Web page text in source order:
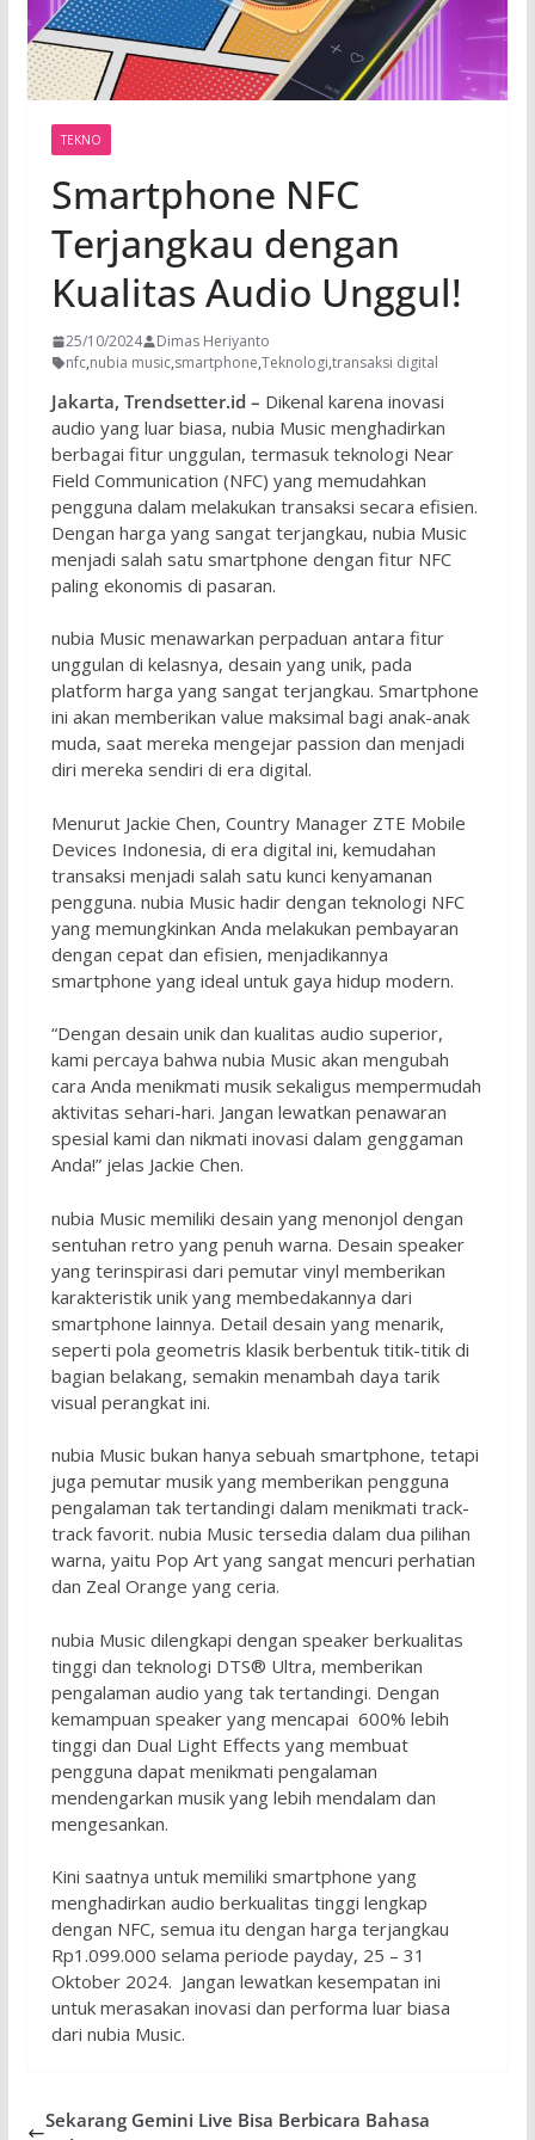
TEKNO
Smartphone NFC
Terjangkau dengan
Kualitas Audio Unggul!
25/10/2024
Dimas Heriyanto
nfc,nubia music,smartphone,Teknologi,transaksi digital
Jakarta, Trendsetter.id – Dikenal karena inovasi
audio yang luar biasa, nubia Music menghadirkan
berbagai fitur unggulan, termasuk teknologi Near
Field Communication (NFC) yang memudahkan
pengguna dalam melakukan transaksi secara efisien.
Dengan harga yang sangat terjangkau, nubia Music
menjadi salah satu smartphone dengan fitur NFC
paling ekonomis di pasaran.
nubia Music menawarkan perpaduan antara fitur
unggulan di kelasnya, desain yang unik, pada
platform harga yang sangat terjangkau. Smartphone
ini akan memberikan value maksimal bagi anak-anak
muda, saat mereka mengejar passion dan menjadi
diri mereka sendiri di era digital.
Menurut Jackie Chen, Country Manager ZTE Mobile
Devices Indonesia, di era digital ini, kemudahan
transaksi menjadi salah satu kunci kenyamanan
pengguna. nubia Music hadir dengan teknologi NFC
yang memungkinkan Anda melakukan pembayaran
dengan cepat dan efisien, menjadikannya
smartphone yang ideal untuk gaya hidup modern.
“Dengan desain unik dan kualitas audio superior,
kami percaya bahwa nubia Music akan mengubah
cara Anda menikmati musik sekaligus mempermudah
aktivitas sehari-hari. Jangan lewatkan penawaran
spesial kami dan nikmati inovasi dalam genggaman
Anda!” jelas Jackie Chen.
nubia Music memiliki desain yang menonjol dengan
sentuhan retro yang penuh warna. Desain speaker
yang terinspirasi dari pemutar vinyl memberikan
karakteristik unik yang membedakannya dari
smartphone lainnya. Detail desain yang menarik,
seperti pola geometris klasik berbentuk titik-titik di
bagian belakang, semakin menambah daya tarik
visual perangkat ini.
nubia Music bukan hanya sebuah smartphone, tetapi
juga pemutar musik yang memberikan pengguna
pengalaman tak tertandingi dalam menikmati track-
track favorit. nubia Music tersedia dalam dua pilihan
warna, yaitu Pop Art yang sangat mencuri perhatian
dan Zeal Orange yang ceria.
nubia Music dilengkapi dengan speaker berkualitas
tinggi dan teknologi DTS® Ultra, memberikan
pengalaman audio yang tak tertandingi. Dengan
kemampuan speaker yang mencapai 600% lebih
tinggi dan Dual Light Effects yang membuat
pengguna dapat menikmati pengalaman
mendengarkan musik yang lebih mendalam dan
mengesankan.
Kini saatnya untuk memiliki smartphone yang
menghadirkan audio berkualitas tinggi lengkap
dengan NFC, semua itu dengan harga terjangkau
Rp1.099.000 selama periode payday, 25 – 31
Oktober 2024. Jangan lewatkan kesempatan ini
untuk merasakan inovasi dan performa luar biasa
dari nubia Music.
Sekarang Gemini Live Bisa Berbicara Bahasa